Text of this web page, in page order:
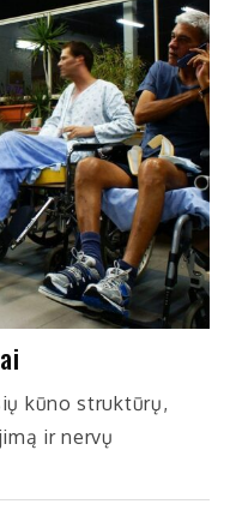
kūno struktūrų,
ir nervų